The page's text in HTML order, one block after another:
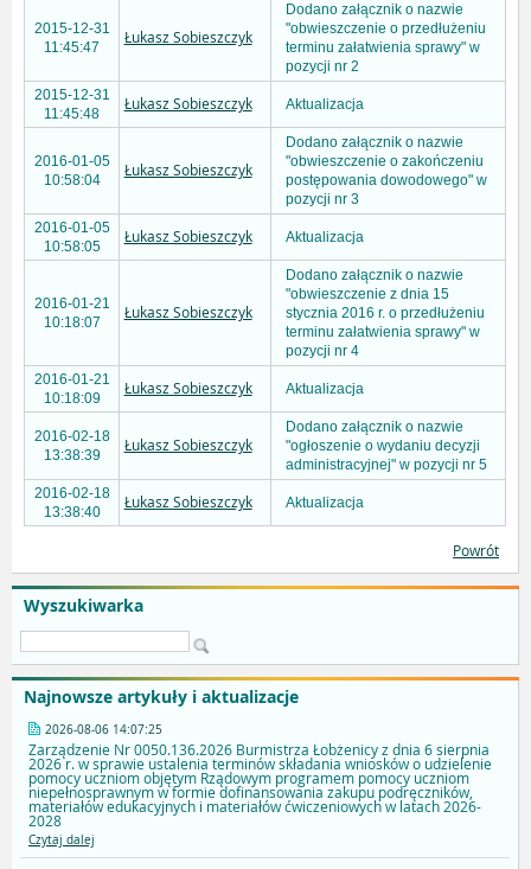
Wyszukiwarka
Najnowsze artykuły i aktualizacje
2026-08-06 14:07:25
Zarządzenie Nr 0050.136.2026 Burmistrza Łobżenicy z dnia 6 sierpnia
2026 r. w sprawie ustalenia terminów składania wniosków o udzielenie
pomocy uczniom objętym Rządowym programem pomocy uczniom
niepełnosprawnym w formie dofinansowania zakupu podręczników,
materiałów edukacyjnych i materiałów ćwiczeniowych w latach 2026-
2028
Czytaj dalej
2015-12-31
11:45:47
Łukasz Sobieszczyk
Dodano załącznik o nazwie
"obwieszczenie o przedłużeniu
terminu załatwienia sprawy" w
pozycji nr 2
2015-12-31
11:45:48
Łukasz Sobieszczyk Aktualizacja
2016-01-05
10:58:04
Łukasz Sobieszczyk
Dodano załącznik o nazwie
"obwieszczenie o zakończeniu
postępowania dowodowego" w
pozycji nr 3
2016-01-05
10:58:05
Łukasz Sobieszczyk Aktualizacja
2016-01-21
10:18:07
Łukasz Sobieszczyk
Dodano załącznik o nazwie
"obwieszczenie z dnia 15
stycznia 2016 r. o przedłużeniu
terminu załatwienia sprawy" w
pozycji nr 4
2016-01-21
10:18:09
Łukasz Sobieszczyk Aktualizacja
2016-02-18
13:38:39
Łukasz Sobieszczyk
Dodano załącznik o nazwie
"ogłoszenie o wydaniu decyzji
administracyjnej" w pozycji nr 5
2016-02-18
13:38:40
Łukasz Sobieszczyk Aktualizacja
Powrót